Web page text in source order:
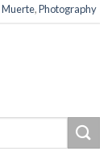
Muerte,Photography